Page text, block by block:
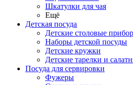
Шкатулки для чая
Ещё
Детская посуда
Детские столовые
Наборы детской посуды
Детские кружки
Детские тарелки и
Посуда для сервировки
Фужеры